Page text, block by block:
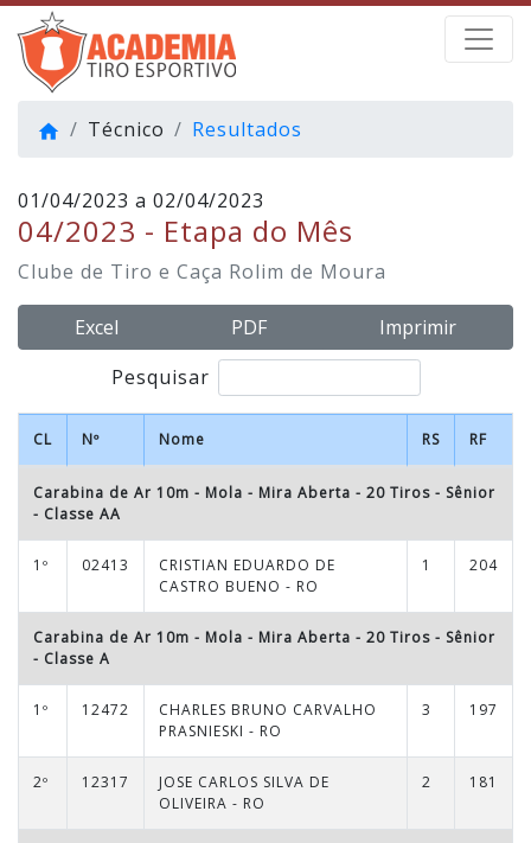
home Técnico Resultados
01/04/2023 a 02/04/2023
04/2023 - Etapa do Mês
Clube de Tiro e Caça Rolim de Moura
Excel PDF
Imprimir
Pesquisar
CL Nº Nome RS RF
Carabina de Ar 10m - Mola - Mira Aberta - 20 Tiros - Sênior
- Classe AA
1º 02413
CRISTIAN EDUARDO DE
CASTRO BUENO - RO
1 204
Carabina de Ar 10m - Mola - Mira Aberta - 20 Tiros - Sênior
- Classe A
1º 12472
CHARLES BRUNO CARVALHO
PRASNIESKI - RO
3 197
2º 12317
JOSE CARLOS SILVA DE
OLIVEIRA - RO
2 181